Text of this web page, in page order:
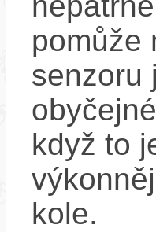
pomůže
senzoru
když to
kole.